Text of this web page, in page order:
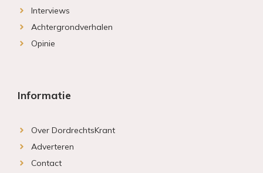
Interviews
Achtergrondverhalen
Opinie
Informatie
Over DordrechtsKrant
Adverteren
Contact